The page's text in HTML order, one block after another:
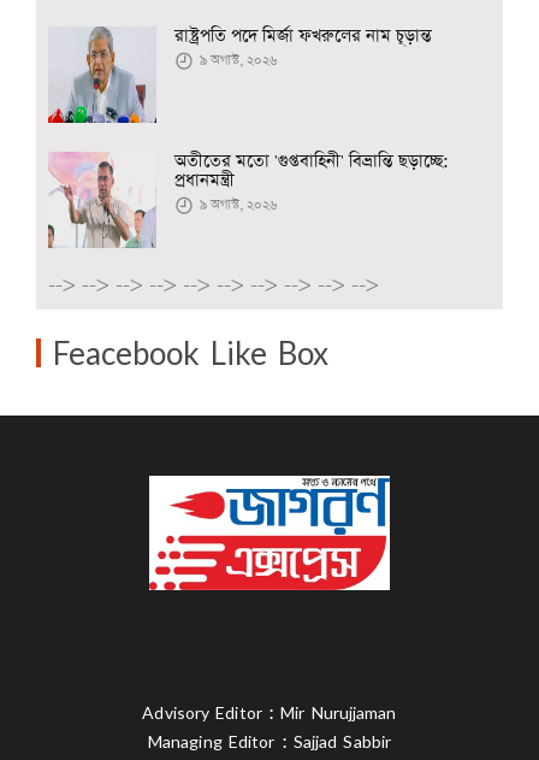
রাষ্ট্রপতি পদে মির্জা ফখরুলের নাম চূড়ান্ত
৯ অগাস্ট, ২০২৬
অতীতের মতো 'গুপ্তবাহিনী' বিভ্রান্তি ছড়াচ্ছে:
প্রধানমন্ত্রী
৯ অগাস্ট, ২০২৬
--> --> --> --> --> --> --> --> --> -->
Feacebook Like Box
Advisory Editor : Mir Nurujjaman
Managing Editor : Sajjad Sabbir